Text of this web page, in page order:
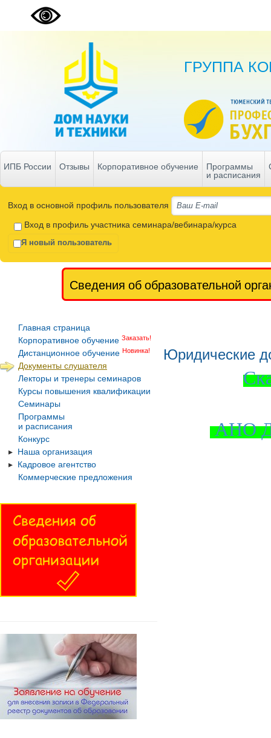
ГРУППА
ИПБ России Отзывы Корпоративное обучение
Программы
и расписания
Вход в основной профиль пользователя
Вход в профиль участника семинара/вебинара/курса
Я новый пользователь
Сведения об образовательной
Главная страница
Корпоративное обучение Заказать!
Дистанционное обучение Новинка!
Документы слушателя
Лекторы и тренеры семинаров
Курсы повышения квалификации
Семинары
Программы
и расписания
Конкурс
Наша организация
Кадровое агентство
Коммерческие предложения
Юридические
АНО